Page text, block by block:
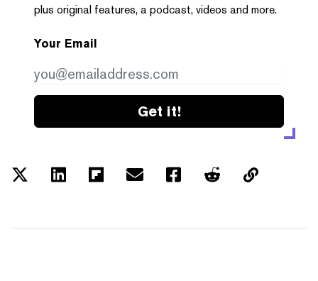
plus original features, a podcast, videos and more.
Your Email
Get it!